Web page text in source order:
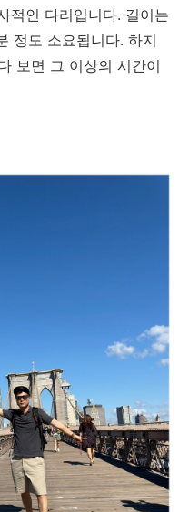
적인 다리입니다. 길이는
정도 소요됩니다. 하지
보면 그 이상의 시간이